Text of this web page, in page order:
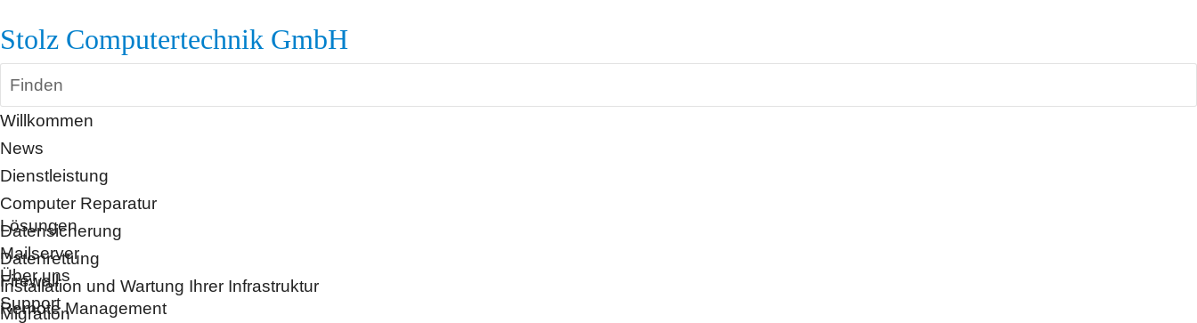
Stolz Computertechnik GmbH
Finden
Willkommen
News
Dienstleistung
Computer Reparatur
Datensicherung
Datenrettung
Installation und Wartung Ihrer Infrastruktur
Migration
Lösungen
Mailserver
Firewall
Remote Management
Über uns
Support